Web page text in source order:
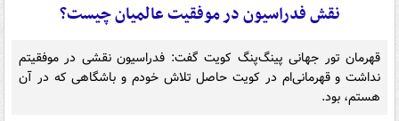
نقش فدراسیون در موفقیت عالمیان چیست؟
قهرمان تور جهانی پینگ‌پنگ کویت گفت: فدراسیون نقشی در موفقیتم
نداشت و قهرمانی‌ام در کویت حاصل تلاش خودم و باشگاهی که در آن
هستم، بود.